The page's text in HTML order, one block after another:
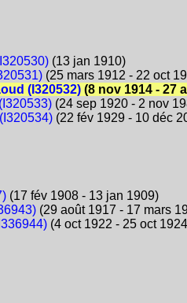
(13 jan 1910)
(25 mars 1912 - 22 oct
(I320532) (8 nov 1914 - 27
(24 sep 1920 - 2 nov
(22 fév 1929 - 10 déc
(17 fév 1908 - 13 jan 1909)
(29 août 1917 - 17 mars
(4 oct 1922 - 25 oct